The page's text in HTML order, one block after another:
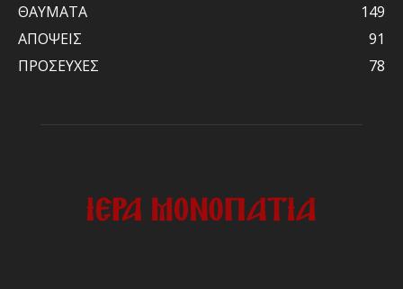
ΘΑΥΜΑΤΑ
149
ΑΠΟΨΕΙΣ
91
ΠΡΟΣΕΥΧΕΣ
78